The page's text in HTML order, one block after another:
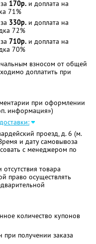
170р. и доплата на
71%
330р. и доплата на
72%
710р. и доплата на
70%
взносом от общей
доплатить при
при оформлении
информация»)
доставки:
проезд, д. 6 (м.
и дату самовывоза
с менеджером по
товара
право осуществлять
количество купонов
при получении заказа